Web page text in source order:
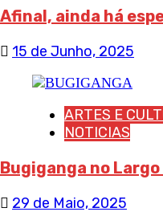
Afinal, ainda há
15 de Junho, 2025
ARTES E
NOTICIAS
Bugiganga no
29 de Maio, 2025